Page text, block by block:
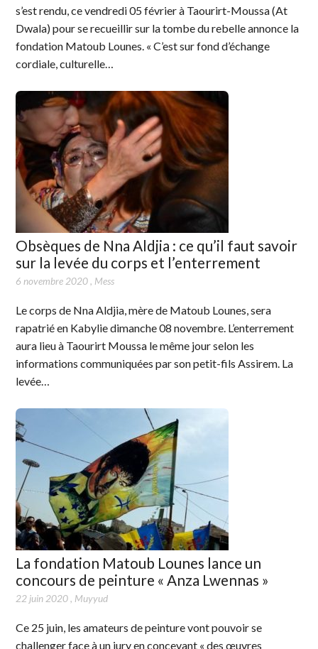
s’est rendu, ce vendredi 05 février à Taourirt-Moussa (At
Dwala) pour se recueillir sur la tombe du rebelle annonce la
fondation Matoub Lounes. « C’est sur fond d’échange
cordiale, culturelle…
Obsèques de Nna Aldjia : ce qu’il faut savoir
sur la levée du corps et l’enterrement
6 novembre 2020, Mess
Le corps de Nna Aldjia, mère de Matoub Lounes, sera
rapatrié en Kabylie dimanche 08 novembre. L’enterrement
aura lieu à Taourirt Moussa le même jour selon les
informations communiquées par son petit-fils Assirem. La
levée…
La fondation Matoub Lounes lance un
concours de peinture « Anza Lwennas »
22 juin 2020, Muyyud
Ce 25 juin, les amateurs de peinture vont pouvoir se
challenger face à un jury en concevant « des œuvres